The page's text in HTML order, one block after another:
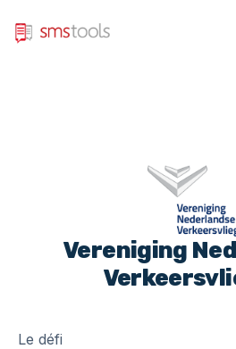
Vereniging
Le défi